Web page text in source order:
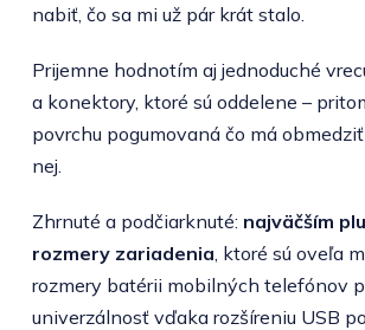
nabiť, čo sa mi už pár krát stalo.
Prijemne hodnotím aj jednoduché
a konektory, ktoré sú oddelene –
povrchu pogumovaná čo má
nej.
Zhrnuté a podčiarknuté: najväčším
rozmery zariadenia , ktoré sú oveľa
rozmery batérii mobilných telefónov
univerzálnosť vďaka rozšíreniu USB